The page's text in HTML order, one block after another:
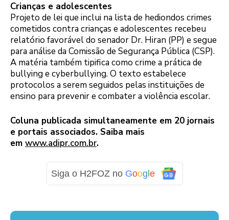
Crianças e adolescentes
Projeto de lei que inclui na lista de hediondos crimes
cometidos contra crianças e adolescentes recebeu
relatório favorável do senador Dr. Hiran (PP) e segue
para análise da Comissão de Segurança Pública (CSP).
A matéria também tipifica como crime a prática de
bullying e cyberbullying. O texto estabelece
protocolos a serem seguidos pelas instituições de
ensino para prevenir e combater a violência escolar.
Coluna publicada simultaneamente em 20 jornais
e portais associados. Saiba mais
em www.adipr.com.br.
Siga o H2FOZ no Goog e